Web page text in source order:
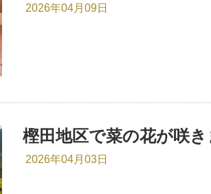
2026年04月09日
樫田地区で菜の花が咲
2026年04月03日